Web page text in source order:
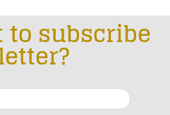
to subscribe